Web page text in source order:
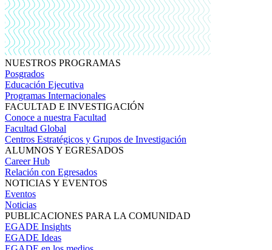
NUESTROS PROGRAMAS
Posgrados
Educación Ejecutiva
Programas Internacionales
FACULTAD E INVESTIGACIÓN
Conoce a nuestra Facultad
Facultad Global
Centros Estratégicos y Grupos de Investigación
ALUMNOS Y EGRESADOS
Career Hub
Relación con Egresados
NOTICIAS Y EVENTOS
Eventos
Noticias
PUBLICACIONES PARA LA COMUNIDAD
EGADE Insights
EGADE Ideas